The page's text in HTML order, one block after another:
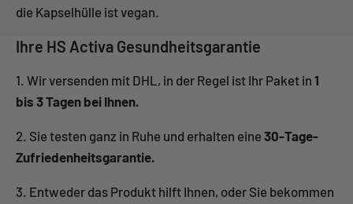
die Kapselhülle ist vegan.
Ihre HS Activa Gesundheitsgarantie
1. Wir versenden mit DHL, in der Regel ist Ihr Paket in 1
bis 3 Tagen bei Ihnen.
2. Sie testen ganz in Ruhe und erhalten eine 30-Tage-
Zufriedenheitsgarantie.
3. Entweder das Produkt hilft Ihnen, oder Sie bekommen